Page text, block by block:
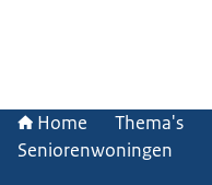
Home Thema's
Seniorenwoningen